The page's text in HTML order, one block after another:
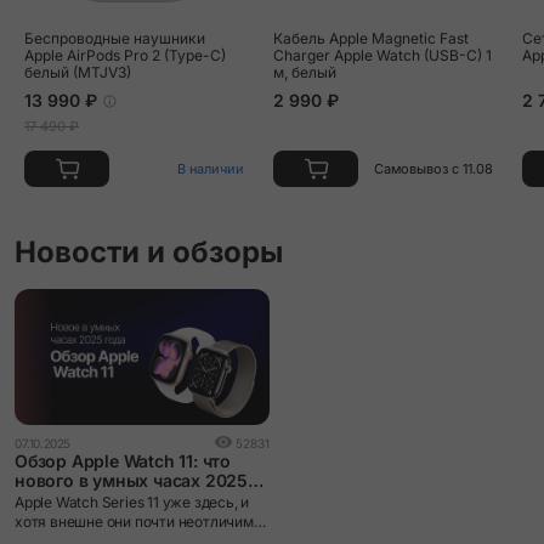
Animaux Bandana Strap
Vert Peppermint Single Tour Strap
Беспроводные наушники
Apple AirPods Pro 2 (Type-C)
белый (MTJV3)
13 990 ₽
17 490 ₽
В наличии
Кабель Apple Magnetic Fast
Charger Apple Watch (USB-C) 1
м, белый
2 990 ₽
Самовывоз с 11.08
2
Новости и обзоры
07.10.2025 52831
Обзор Apple Watch 11: что
нового в умных часах 2025
года
Apple Watch Series 11 уже здесь, и
хотя внешне они почти неотличимы